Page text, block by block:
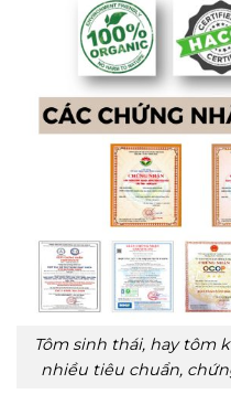
Tôm sinh thái, hay tôm
nhiều tiêu chuẩn,